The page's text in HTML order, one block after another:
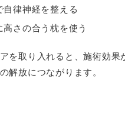
自律神経を整える
高さの合う枕を使う
を取り入れると、施術効果
解放につながります。